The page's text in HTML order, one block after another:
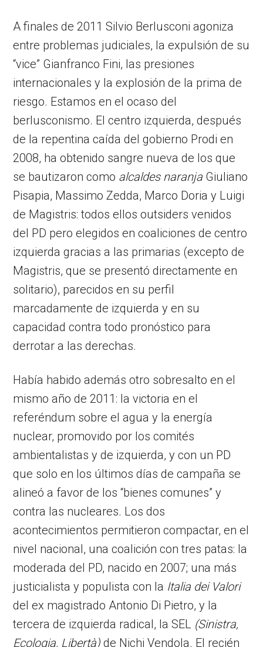
A finales de 2011 Silvio Berlusconi agoniza
entre problemas judiciales, la expulsión de su
“vice” Gianfranco Fini, las presiones
internacionales y la explosión de la prima de
riesgo. Estamos en el ocaso del
berlusconismo. El centro izquierda, después
de la repentina caída del gobierno Prodi en
2008, ha obtenido sangre nueva de los que
se bautizaron como alcaldes naranja Giuliano
Pisapia, Massimo Zedda, Marco Doria y Luigi
de Magistris: todos ellos outsiders venidos
del PD pero elegidos en coaliciones de centro
izquierda gracias a las primarias (excepto de
Magistris, que se presentó directamente en
solitario), parecidos en su perfil
marcadamente de izquierda y en su
capacidad contra todo pronóstico para
derrotar a las derechas.
Había habido además otro sobresalto en el
mismo año de 2011: la victoria en el
referéndum sobre el agua y la energía
nuclear, promovido por los comités
ambientalistas y de izquierda, y con un PD
que solo en los últimos días de campaña se
alineó a favor de los “bienes comunes” y
contra las nucleares. Los dos
acontecimientos permitieron compactar, en el
nivel nacional, una coalición con tres patas: la
moderada del PD, nacido en 2007; una más
justicialista y populista con la Italia dei Valori
del ex magistrado Antonio Di Pietro, y la
tercera de izquierda radical, la SEL (Sinistra,
Ecologia, Libertà) de Nichi Vendola. El recién